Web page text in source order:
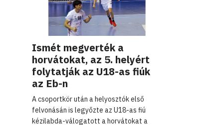
Ismét megverték a
horvátokat, az 5. helyért
folytatják az U18-as fiúk
az Eb-n
A csoportkör után a helyosztók első
felvonásán is legyőzte az U18-as fiú
kézilabda-válogatott a horvátokat a